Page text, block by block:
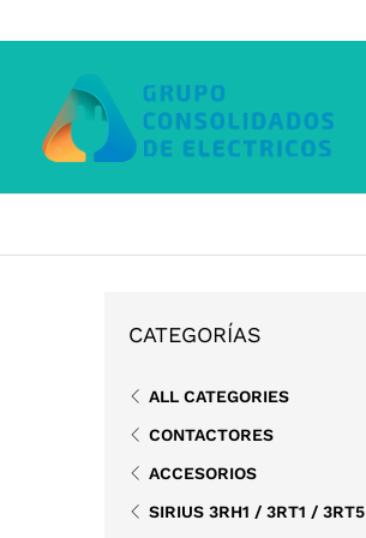
CATEGORÍAS
ALL CATEGORIES
CONTACTORES
ACCESORIOS
SIRIUS 3RH1 / 3RT1 / 3RT5